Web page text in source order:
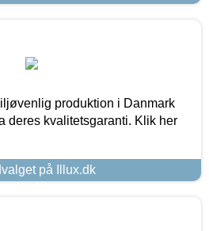
produktion i Danmark
deres kvalitetsgaranti. Klik her
på Illux.dk